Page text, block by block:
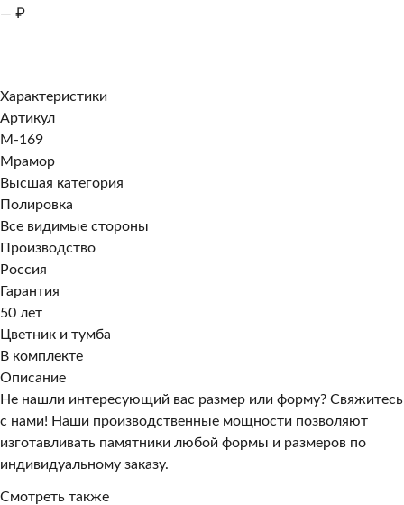
— ₽
Характеристики
Артикул
M-169
Мрамор
Высшая категория
Полировка
Все видимые стороны
Производство
Россия
Гарантия
50 лет
Цветник и тумба
В комплекте
Описание
Не нашли интересующий вас размер или форму? Свяжитесь
с нами! Наши производственные мощности позволяют
изготавливать памятники любой формы и размеров по
индивидуальному заказу.
Смотреть также